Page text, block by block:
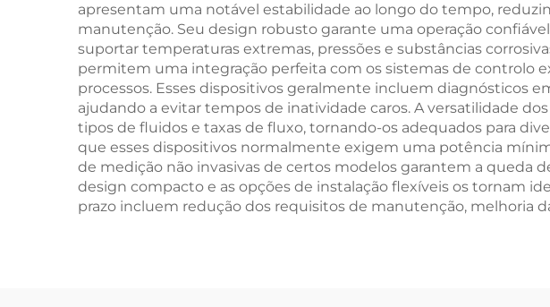
apresentam uma notável estabilidade ao longo do tempo,
manutenção. Seu design robusto garante uma operação
suportar temperaturas extremas, pressões e substâncias
permitem uma integração perfeita com os sistemas de controlo
processos. Esses dispositivos geralmente incluem diagnósticos
ajudando a evitar tempos de inatividade caros. A versatilidade
tipos de fluidos e taxas de fluxo, tornando-os adequados para
que esses dispositivos normalmente exigem uma potência
de medição não invasivas de certos modelos garantem a queda
design compacto e as opções de instalação flexíveis os tornam
prazo incluem redução dos requisitos de manutenção, melhoria